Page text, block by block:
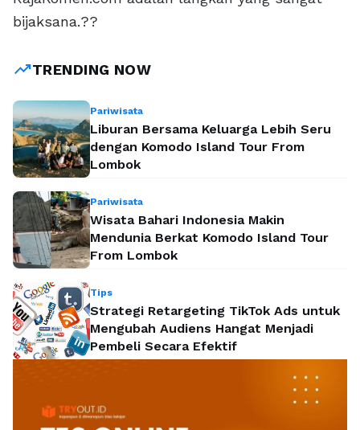
bijaksana.??
trending_upTRENDING NOW
Pariwisata
Liburan Bersama Keluarga Lebih Seru
dengan Komodo Island Tour From
Lombok
Pariwisata
Wisata Bahari Indonesia Makin
Mendunia Berkat Komodo Island Tour
From Lombok
Tips
Strategi Retargeting TikTok Ads untuk
Mengubah Audiens Hangat Menjadi
Pembeli Secara Efektif